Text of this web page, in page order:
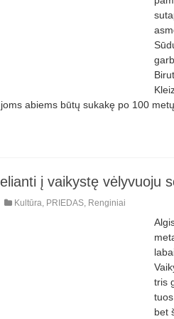
abiems būtų sukakę po 100
į vaikystę vėlyvuoju
Kultūra PRIEDAS, Renginiai
tris
bet